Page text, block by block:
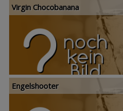
Virgin Chocobanana
Engelshooter